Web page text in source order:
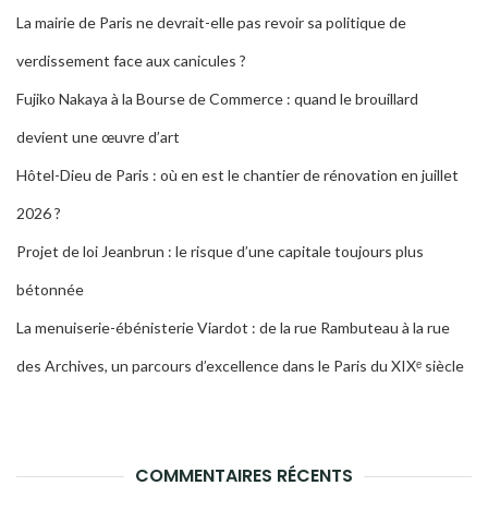
La mairie de Paris ne devrait-elle pas revoir sa politique de
verdissement face aux canicules ?
Fujiko Nakaya à la Bourse de Commerce : quand le brouillard
devient une œuvre d’art
Hôtel-Dieu de Paris : où en est le chantier de rénovation en juillet
2026 ?
Projet de loi Jeanbrun : le risque d’une capitale toujours plus
bétonnée
La menuiserie-ébénisterie Viardot : de la rue Rambuteau à la rue
des Archives, un parcours d’excellence dans le Paris du XIXᵉ siècle
COMMENTAIRES RÉCENTS